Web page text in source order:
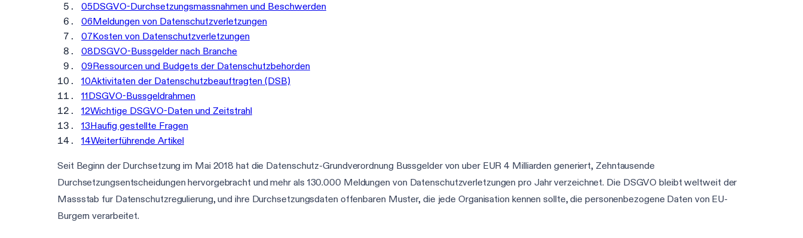
05DSGVO-Durchsetzungsmassnahmen und Beschwerden
06Meldungen von Datenschutzverletzungen
07Kosten von Datenschutzverletzungen
08DSGVO-Bussgelder nach Branche
09Ressourcen und Budgets der Datenschutzbehorden
10Aktivitaten der Datenschutzbeauftragten (DSB)
11DSGVO-Bussgeldrahmen
12Wichtige DSGVO-Daten und Zeitstrahl
13Haufig gestellte Fragen
14Weiterführende Artikel
Seit Beginn der Durchsetzung im Mai 2018 hat die Datenschutz-Grundverordnung Bussgelder von uber EUR 4 Milliarden generiert, Zehntausende
Durchsetzungsentscheidungen hervorgebracht und mehr als 130.000 Meldungen von Datenschutzverletzungen pro Jahr verzeichnet. Die DSGVO bleibt weltweit der
Massstab fur Datenschutzregulierung, und ihre Durchsetzungsdaten offenbaren Muster, die jede Organisation kennen sollte, die personenbezogene Daten von EU-
Burgern verarbeitet.